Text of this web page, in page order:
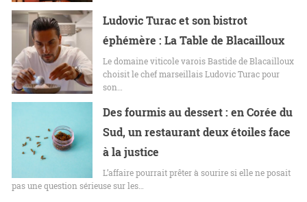
Ludovic Turac et son bistrot
éphémère : La Table de Blacailloux
Le domaine viticole varois Bastide de Blacailloux
choisit le chef marseillais Ludovic Turac pour
son…
Des fourmis au dessert : en Corée du
Sud, un restaurant deux étoiles face
à la justice
L’affaire pourrait prêter à sourire si elle ne posait
pas une question sérieuse sur les…